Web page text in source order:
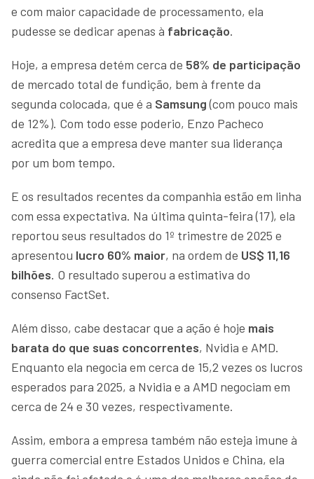
e com maior capacidade de processamento, ela
pudesse se dedicar apenas à fabricação.
Hoje, a empresa detém cerca de 58% de participação
de mercado total de fundição, bem à frente da
segunda colocada, que é a Samsung(com pouco mais
de 12%). Com todo esse poderio, Enzo Pacheco
acredita que a empresa deve manter sua liderança
por um bom tempo.
E os resultados recentes da companhia estão em linha
com essa expectativa. Na última quinta-feira (17), ela
reportou seus resultados do 1º trimestre de 2025 e
apresentou lucro 60% maior, na ordem de US$ 11,16
bilhões. O resultado superou a estimativa do
consenso FactSet.
Além disso, cabe destacar que a ação é hoje mais
barata do que suas concorrentes, Nvidia e AMD.
Enquanto ela negocia em cerca de 15,2 vezes os lucros
esperados para 2025, a Nvidia e a AMD negociam em
cerca de 24 e 30 vezes, respectivamente.
Assim, embora a empresa também não esteja imune à
guerra comercial entre Estados Unidos e China, ela